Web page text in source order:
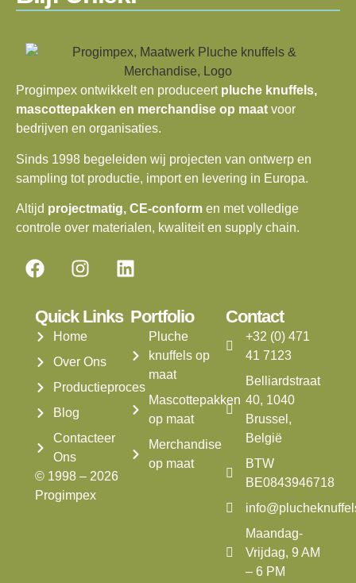
Progimpex ontwikkelt en produceert pluche knuffels,
mascottepakken en merchandise op maat voor
bedrijven en organisaties.
Sinds 1998 begeleiden wij projecten van ontwerp en
sampling tot productie, import en levering in Europa.
Altijd projectmatig, CE-conform en met volledige
controle over materialen, kwaliteit en supply chain.
Quick Links
Home
Over Ons
Productieproces
Blog
Contacteer
Ons
© 1998 – 2026
Progimpex
Portfolio
Pluche
knuffels op
maat
Mascottepakken
op maat
Merchandise
op maat
Contact
+32 (0) 471
41 7123
Belliardstraat
40, 1040
Brussel,
België
BTW
BE0843946718
Maandag-
Vrijdag, 9 AM
– 6 PM